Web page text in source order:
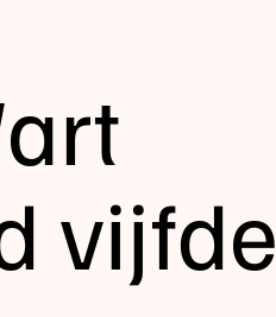
vijfde